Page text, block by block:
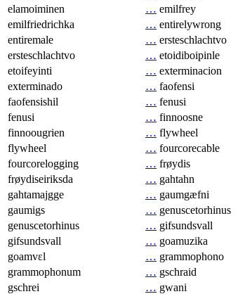
elamoiminen
… emilfrey
emilfriedrichka
… entirelywrong
entiremale
… ersteschlachtvo
ersteschlachtvo
… etoidiboipinle
etoifeyinti
… exterminacion
exterminado
… faofensi
faofensishil
… fenusi
fenusi
… finnoosne
finnoougrien
… flywheel
flywheel
… fourcorecable
fourcorelogging
… frøydis
frøydiseiriksda
… gahtahn
gahtamajgge
… gaumgæfni
gaumigs
… genuscetorhinus
genuscetorhinus
… gifsundsvall
gifsundsvall
… goamuzika
goamvɛl
… grammophono
grammophonum
… gschraid
gschrei
… gwani